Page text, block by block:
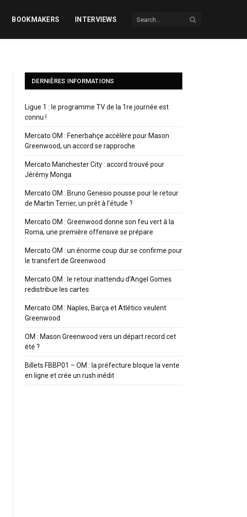
BOOKMAKERS INTERVIEWS
DERNIÈRES INFORMATIONS
Ligue 1 : le programme TV de la 1re journée est
connu !
Mercato OM : Fenerbahçe accélère pour Mason
Greenwood, un accord se rapproche
Mercato Manchester City : accord trouvé pour
Jérémy Monga
Mercato OM : Bruno Genesio pousse pour le retour
de Martin Terrier, un prêt à l’étude ?
Mercato OM : Greenwood donne son feu vert à la
Roma, une première offensive se prépare
Mercato OM : un énorme coup dur se confirme pour
le transfert de Greenwood
Mercato OM : le retour inattendu d’Angel Gomes
redistribue les cartes
Mercato OM : Naples, Barça et Atlético veulent
Greenwood
OM : Mason Greenwood vers un départ record cet
été ?
Billets FBBP01 – OM : la préfecture bloque la vente
en ligne et crée un rush inédit